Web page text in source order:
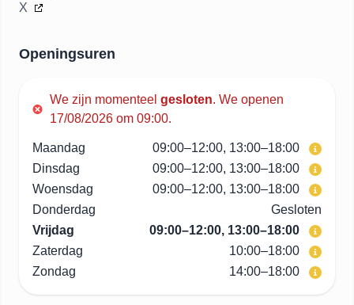
X
Openingsuren
We zijn momenteelgesloten.We openen
17/08/2026 om 09:00.
Maandag
09:00–12:00, 13:00–18:00
Dinsdag
09:00–12:00, 13:00–18:00
Woensdag
09:00–12:00, 13:00–18:00
Donderdag
Gesloten
Vrijdag
09:00–12:00, 13:00–18:00
Zaterdag
10:00–18:00
Zondag
14:00–18:00